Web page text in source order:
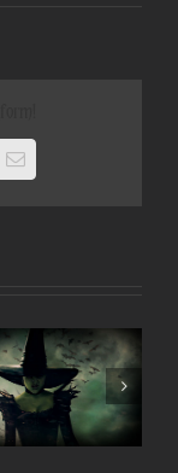
E-
post